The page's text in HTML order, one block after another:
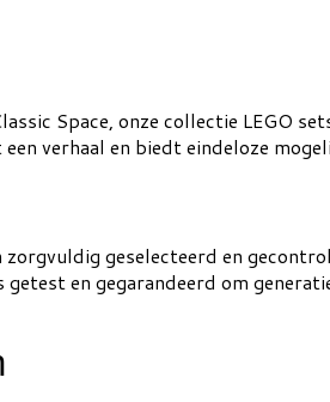
Space, onze collectie LEGO
verhaal en biedt eindeloze
geselecteerd en
en gegarandeerd om